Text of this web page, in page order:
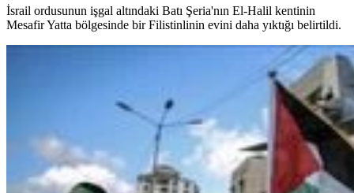
İsrail ordusunun işgal altındaki Batı Şeria'nın El-Halil kentinin
Mesafir Yatta bölgesinde bir Filistinlinin evini daha yıktığı belirtildi.